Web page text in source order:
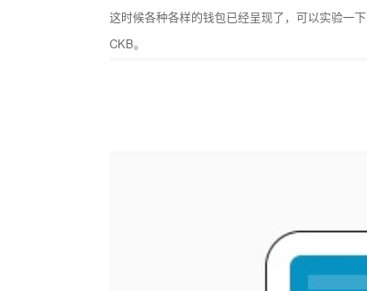
这时候各种各样的钱包已经呈现了，可以实验一
CKB。